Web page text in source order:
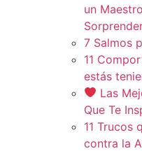
un
7 Salmos
11
estás
Las
Que Te
11 Trucos
contra la